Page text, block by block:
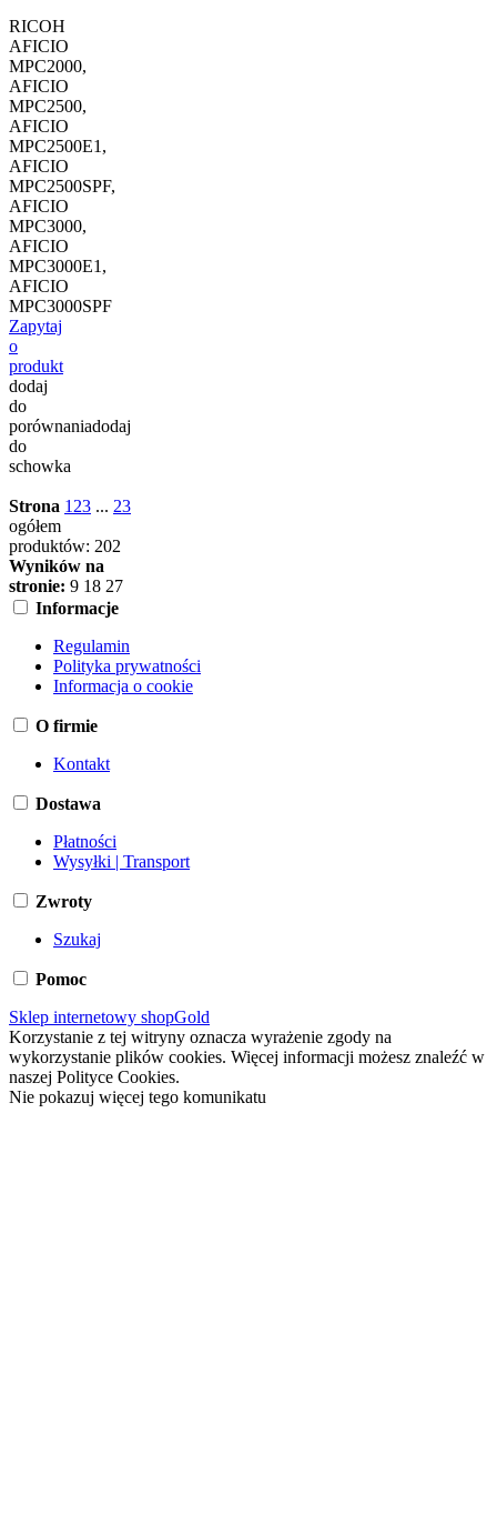
RICOH
AFICIO
MPC2000,
AFICIO
MPC2500,
AFICIO
MPC2500E1,
AFICIO
MPC2500SPF,
AFICIO
MPC3000,
AFICIO
MPC3000E1,
AFICIO
MPC3000SPF
Zapytaj
o
produkt
dodaj
do
porównaniadodaj
do
schowka
Strona 1 23 ... 23
ogółem
produktów: 202
Wyników na
stronie: 9 18 27
Informacje
Regulamin
Polityka prywatności
Informacja o cookie
O firmie
Kontakt
Dostawa
Płatności
Wysyłki | Transport
Zwroty
Szukaj
Pomoc
Sklep internetowy shopGold
Korzystanie z tej witryny oznacza wyrażenie zgody na
wykorzystanie plików cookies. Więcej informacji możesz znaleźć w
naszej Polityce Cookies.
Nie pokazuj więcej tego komunikatu